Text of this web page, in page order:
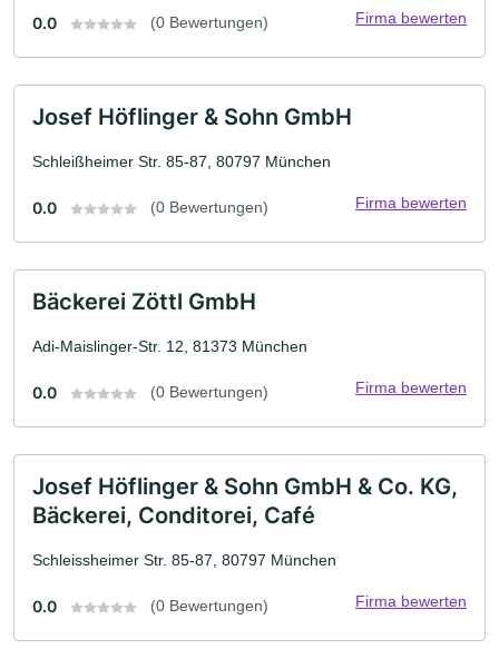
0.0 (0 Bewertungen) Firma bewerten
Josef Höflinger & Sohn GmbH
Schleißheimer Str. 85-87, 80797 München
0.0 (0 Bewertungen) Firma bewerten
Bäckerei Zöttl GmbH
Adi-Maislinger-Str. 12, 81373 München
0.0 (0 Bewertungen) Firma bewerten
Josef Höflinger & Sohn GmbH & Co. KG,
Bäckerei, Conditorei, Café
Schleissheimer Str. 85-87, 80797 München
0.0 (0 Bewertungen) Firma bewerten